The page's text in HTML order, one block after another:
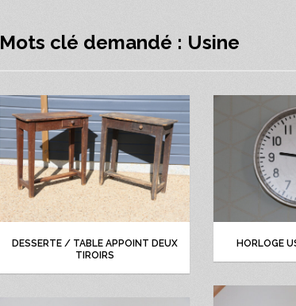
Mots clé demandé : Usine
DESSERTE / TABLE APPOINT DEUX
TIROIRS
HORLOGE